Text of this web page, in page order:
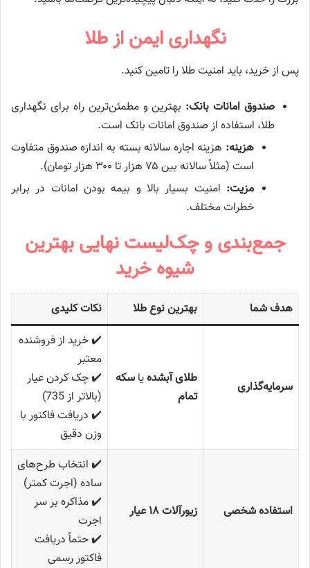
نگهداری ایمن از طلا
پس از خرید، باید امنیت طلا را تامین کنید.
صندوق امانات بانک: بهترین و مطمئن‌ترین راه برای نگهداری
طلا، استفاده از صندوق امانات بانک است.
هزینه: هزینه اجاره سالانه بسته به اندازه صندوق متفاوت
است (مثلاً سالانه بین ۷۵ هزار تا ۳۰۰ هزار تومان).
مزیت: امنیت بسیار بالا و بیمه بودن امانات در برابر
خطرات مختلف.
جمع‌بندی و چک‌لیست نهایی بهترین
شیوه خرید
هدف شما بهترین نوع طلا نکات کلیدی
سرمایه‌گذاری
طلای آبشدهیا سکه
تمام
✔️ خرید از فروشنده
معتبر
✔️ چک کردن عیار
(بالاتر از 735)
✔️ دریافت فاکتور با
وزن دقیق
استفاده شخصی زیورآلات ۱۸ عیار
✔️ انتخاب طرح‌های
ساده (اجرت کمتر)
✔️ مذاکره بر سر
اجرت
✔️ حتماً دریافت
فاکتور رسمی